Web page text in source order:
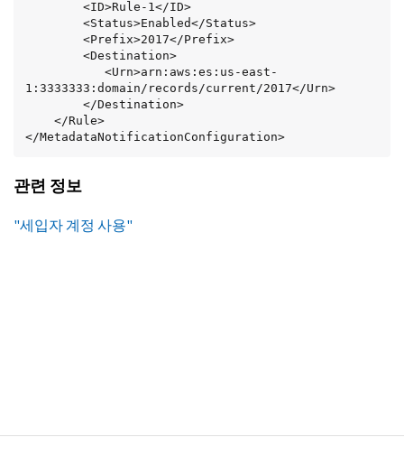
1:3333333:domain/records/current/2017</Urn>
</MetadataNotificationConfiguration>
관련 정보
"세입자 계정 사용"